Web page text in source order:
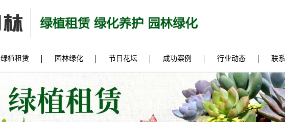
绿植租赁 园林绿化 节日花坛 成功案例 行业动态 联